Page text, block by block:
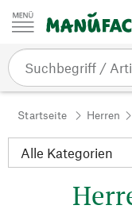
Zum Inhalt springen
Startseite Herren